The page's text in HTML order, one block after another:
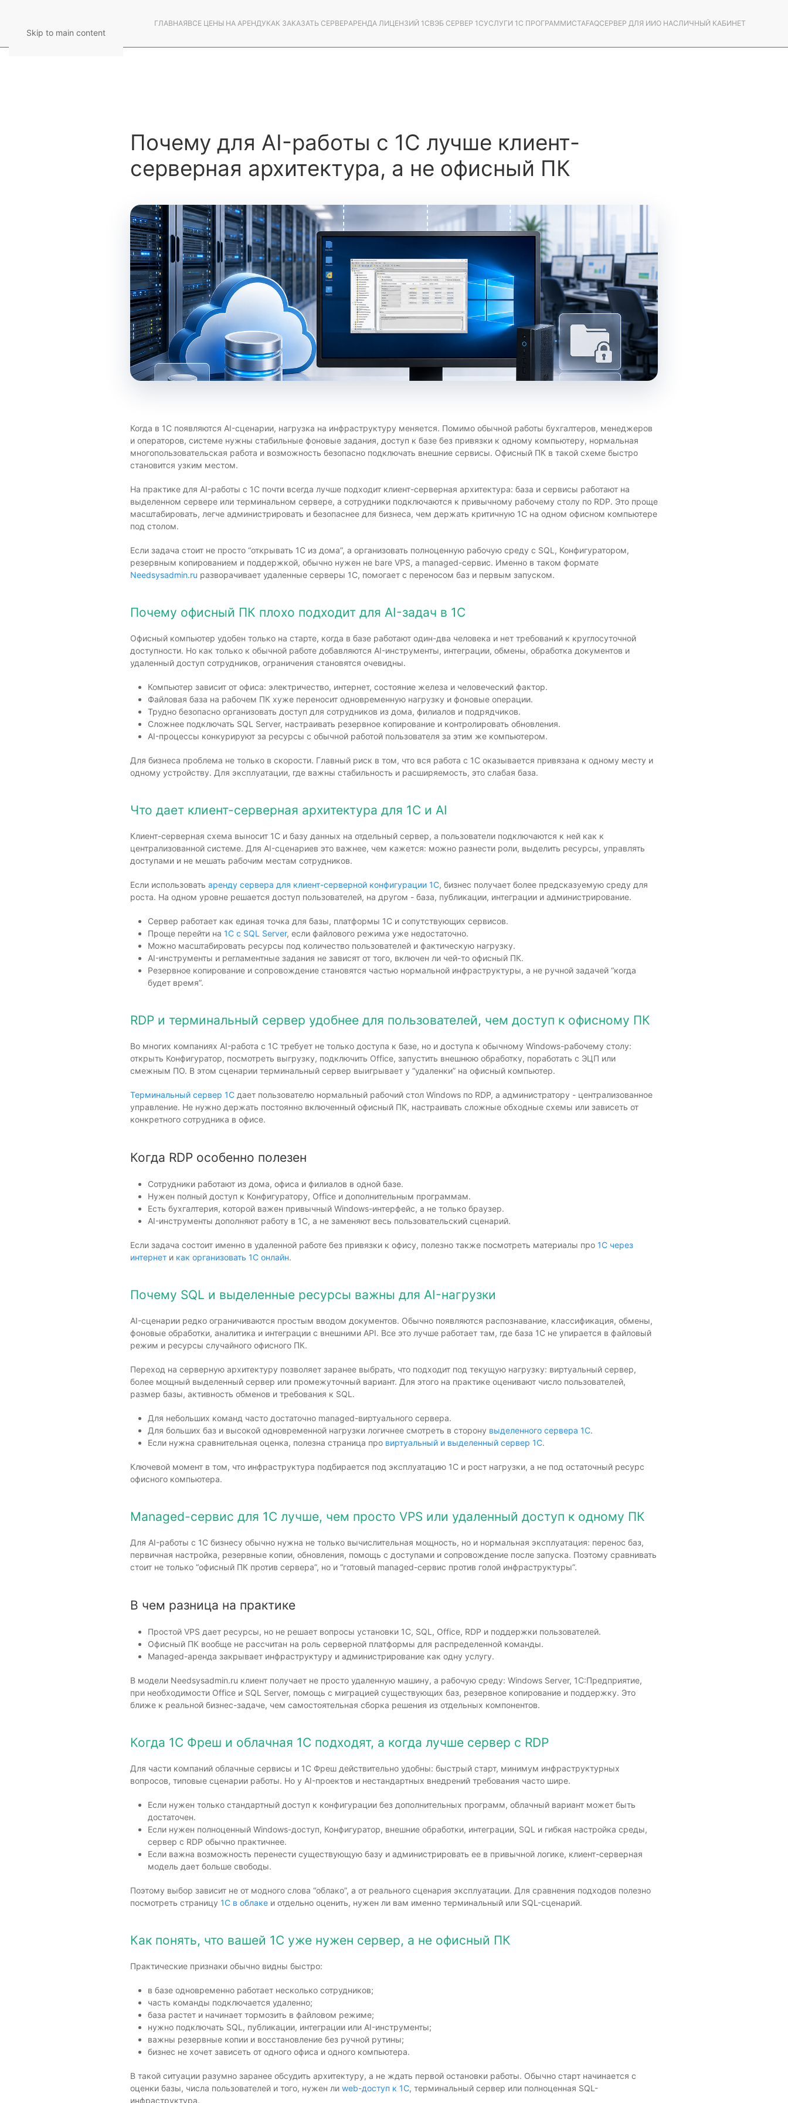
Skip to main content
ГЛАВНАЯВСЕ ЦЕНЫ НА АРЕНДУКАК ЗАКАЗАТЬ СЕРВЕРАРЕНДА ЛИЦЕНЗИЙ 1СВЭБ СЕРВЕР 1СУСЛУГИ 1С ПРОГРАММИСТАFAQСЕРВЕР ДЛЯ ИИО НАСЛИЧНЫЙ КАБИНЕТ
Почему для AI-работы с 1С лучше клиент-
серверная архитектура, а не офисный ПК
Когда в 1С появляются AI-сценарии, нагрузка на инфраструктуру меняется. Помимо обычной работы бухгалтеров, менеджеров
и операторов, системе нужны стабильные фоновые задания, доступ к базе без привязки к одному компьютеру, нормальная
многопользовательская работа и возможность безопасно подключать внешние сервисы. Офисный ПК в такой схеме быстро
становится узким местом.
На практике для AI-работы с 1С почти всегда лучше подходит клиент-серверная архитектура: база и сервисы работают на
выделенном сервере или терминальном сервере, а сотрудники подключаются к привычному рабочему столу по RDP. Это проще
масштабировать, легче администрировать и безопаснее для бизнеса, чем держать критичную 1С на одном офисном компьютере
под столом.
Если задача стоит не просто “открывать 1С из дома”, а организовать полноценную рабочую среду с SQL, Конфигуратором,
резервным копированием и поддержкой, обычно нужен не bare VPS, а managed-сервис. Именно в таком формате
Needsysadmin.ru разворачивает удаленные серверы 1С, помогает с переносом баз и первым запуском.
Почему офисный ПК плохо подходит для AI-задач в 1С
Офисный компьютер удобен только на старте, когда в базе работают один-два человека и нет требований к круглосуточной
доступности. Но как только к обычной работе добавляются AI-инструменты, интеграции, обмены, обработка документов и
удаленный доступ сотрудников, ограничения становятся очевидны.
Компьютер зависит от офиса: электричество, интернет, состояние железа и человеческий фактор.
Файловая база на рабочем ПК хуже переносит одновременную нагрузку и фоновые операции.
Трудно безопасно организовать доступ для сотрудников из дома, филиалов и подрядчиков.
Сложнее подключать SQL Server, настраивать резервное копирование и контролировать обновления.
AI-процессы конкурируют за ресурсы с обычной работой пользователя за этим же компьютером.
Для бизнеса проблема не только в скорости. Главный риск в том, что вся работа с 1С оказывается привязана к одному месту и
одному устройству. Для эксплуатации, где важны стабильность и расширяемость, это слабая база.
Что дает клиент-серверная архитектура для 1С и AI
Клиент-серверная схема выносит 1С и базу данных на отдельный сервер, а пользователи подключаются к ней как к
централизованной системе. Для AI-сценариев это важнее, чем кажется: можно разнести роли, выделить ресурсы, управлять
доступами и не мешать рабочим местам сотрудников.
Если использовать аренду сервера для клиент-серверной конфигурации 1С, бизнес получает более предсказуемую среду для
роста. На одном уровне решается доступ пользователей, на другом - база, публикации, интеграции и администрирование.
Сервер работает как единая точка для базы, платформы 1С и сопутствующих сервисов.
Проще перейти на 1С с SQL Server, если файлового режима уже недостаточно.
Можно масштабировать ресурсы под количество пользователей и фактическую нагрузку.
AI-инструменты и регламентные задания не зависят от того, включен ли чей-то офисный ПК.
Резервное копирование и сопровождение становятся частью нормальной инфраструктуры, а не ручной задачей “когда
будет время”.
RDP и терминальный сервер удобнее для пользователей, чем доступ к офисному ПК
Во многих компаниях AI-работа с 1С требует не только доступа к базе, но и доступа к обычному Windows-рабочему столу:
открыть Конфигуратор, посмотреть выгрузку, подключить Office, запустить внешнюю обработку, поработать с ЭЦП или
смежным ПО. В этом сценарии терминальный сервер выигрывает у “удаленки” на офисный компьютер.
Терминальный сервер 1С дает пользователю нормальный рабочий стол Windows по RDP, а администратору - централизованное
управление. Не нужно держать постоянно включенный офисный ПК, настраивать сложные обходные схемы или зависеть от
конкретного сотрудника в офисе.
Когда RDP особенно полезен
Сотрудники работают из дома, офиса и филиалов в одной базе.
Нужен полный доступ к Конфигуратору, Office и дополнительным программам.
Есть бухгалтерия, которой важен привычный Windows-интерфейс, а не только браузер.
AI-инструменты дополняют работу в 1С, а не заменяют весь пользовательский сценарий.
Если задача состоит именно в удаленной работе без привязки к офису, полезно также посмотреть материалы про 1С через
интернет и как организовать 1С онлайн.
Почему SQL и выделенные ресурсы важны для AI-нагрузки
AI-сценарии редко ограничиваются простым вводом документов. Обычно появляются распознавание, классификация, обмены,
фоновые обработки, аналитика и интеграции с внешними API. Все это лучше работает там, где база 1С не упирается в файловый
режим и ресурсы случайного офисного ПК.
Переход на серверную архитектуру позволяет заранее выбрать, что подходит под текущую нагрузку: виртуальный сервер,
более мощный выделенный сервер или промежуточный вариант. Для этого на практике оценивают число пользователей,
размер базы, активность обменов и требования к SQL.
Для небольших команд часто достаточно managed-виртуального сервера.
Для больших баз и высокой одновременной нагрузки логичнее смотреть в сторону выделенного сервера 1С.
Если нужна сравнительная оценка, полезна страница про виртуальный и выделенный сервер 1С.
Ключевой момент в том, что инфраструктура подбирается под эксплуатацию 1С и рост нагрузки, а не под остаточный ресурс
офисного компьютера.
Managed-сервис для 1С лучше, чем просто VPS или удаленный доступ к одному ПК
Для AI-работы с 1С бизнесу обычно нужна не только вычислительная мощность, но и нормальная эксплуатация: перенос баз,
первичная настройка, резервные копии, обновления, помощь с доступами и сопровождение после запуска. Поэтому сравнивать
стоит не только “офисный ПК против сервера”, но и “готовый managed-сервис против голой инфраструктуры”.
В чем разница на практике
Простой VPS дает ресурсы, но не решает вопросы установки 1С, SQL, Office, RDP и поддержки пользователей.
Офисный ПК вообще не рассчитан на роль серверной платформы для распределенной команды.
Managed-аренда закрывает инфраструктуру и администрирование как одну услугу.
В модели Needsysadmin.ru клиент получает не просто удаленную машину, а рабочую среду: Windows Server, 1С:Предприятие,
при необходимости Office и SQL Server, помощь с миграцией существующих баз, резервное копирование и поддержку. Это
ближе к реальной бизнес-задаче, чем самостоятельная сборка решения из отдельных компонентов.
Когда 1С Фреш и облачная 1С подходят, а когда лучше сервер с RDP
Для части компаний облачные сервисы и 1С Фреш действительно удобны: быстрый старт, минимум инфраструктурных
вопросов, типовые сценарии работы. Но у AI-проектов и нестандартных внедрений требования часто шире.
Если нужен только стандартный доступ к конфигурации без дополнительных программ, облачный вариант может быть
достаточен.
Если нужен полноценный Windows-доступ, Конфигуратор, внешние обработки, интеграции, SQL и гибкая настройка среды,
сервер с RDP обычно практичнее.
Если важна возможность перенести существующую базу и администрировать ее в привычной логике, клиент-серверная
модель дает больше свободы.
Поэтому выбор зависит не от модного слова “облако”, а от реального сценария эксплуатации. Для сравнения подходов полезно
посмотреть страницу 1С в облаке и отдельно оценить, нужен ли вам именно терминальный или SQL-сценарий.
Как понять, что вашей 1С уже нужен сервер, а не офисный ПК
Практические признаки обычно видны быстро:
в базе одновременно работает несколько сотрудников;
часть команды подключается удаленно;
база растет и начинает тормозить в файловом режиме;
нужно подключать SQL, публикации, интеграции или AI-инструменты;
важны резервные копии и восстановление без ручной рутины;
бизнес не хочет зависеть от одного офиса и одного компьютера.
В такой ситуации разумно заранее обсудить архитектуру, а не ждать первой остановки работы. Обычно старт начинается с
оценки базы, числа пользователей и того, нужен ли web-доступ к 1С, терминальный сервер или полноценная SQL-
инфраструктура.